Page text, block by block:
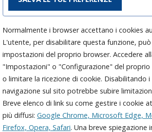
Normalmente i browser accettano i cookies
L'utente, per disabilitare questa funzione,
impostazioni del proprio browser. Accedere
"Impostazioni" o "Configurazione" del
o limitare la ricezione di cookie. Disabilitando
navigazione sul sito potrebbe subire
Breve elenco di link su come gestire i cookie
più diffusi: Google Chrome, Microsoft Edge,
Firefox, Opera, Safari. Una breve spiegazione